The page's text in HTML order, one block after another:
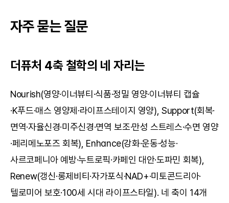
자주 묻는 질문
더퓨처 4축 철학의 네 자리는
Nourish(영양·이너뷰티·식품·정밀 영양·이너뷰티 캡슐
·K푸드·매스 영양제·라이프스테이지 영양), Support(회복·
면역·자율신경·미주신경·면역 보조·만성 스트레스·수면 영양
·페리메노포즈 회복), Enhance(강화·운동·성능·
사르코페니아 예방·누트로픽·카페인 대안·도파민 회복),
Renew(갱신·롱제비티·자가포식·NAD+·미토콘드리아·
텔로미어 보호·100세 시대 라이프스타일). 네 축이 14개